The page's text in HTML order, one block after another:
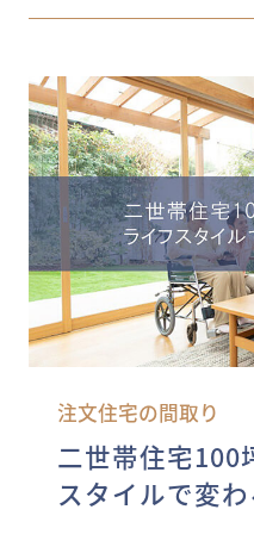
注文住宅の間取り
二世帯住宅100
スタイルで変